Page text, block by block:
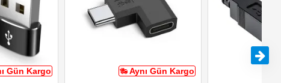
Gün Kargo Aynı Gün Kargo